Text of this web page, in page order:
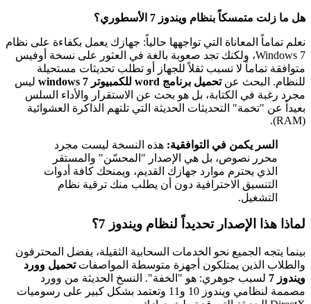
هل ما زلت متمسكاً بنظام ويندوز 7 الأسطوري؟
نعلم تماماً المعاناة التي تواجهها حالياً: جهازك يعمل بكفاءة على نظام
Windows 7، ولكنك تجد صعوبة بالغة في العثور على نسخة أوفيس
متوافقة تماماً لا تسبب ثقلاً للجهاز أو تطلب تحديثات مستحيلة
للنظام. البحث عنتحميل برنامج word للكمبيوتر windows 7
ليس
مجرد رغبة في الكتابة، بل هو بحث عن الاستقرار والأداء السلس
بعيداً عن "تخمة" التحديثات الحديثة التي تلتهم الذاكرة العشوائية
(RAM).
السر يكمن في التوافقية: هذه النسخة ليست مجرد
محرر نصوص، بل هي الإصدار "المحسّن" والمستقر
الذي يحترم موارد جهازك القديم، ويمنحك كافة أدوات
التنسيق الاحترافية دون أن يطلب منك ترقية نظام
التشغيل.
لماذا هذا الإصدار تحديداً لنظام ويندوز 7؟
بينما يتجه الجميع نحو الخدمات السحابية الثقيلة، يفضل المحترفون
والطلاب الذين يمتلكون أجهزة متوسطة المواصفاتتحميل وورد
ويندوز 7
لسبب جوهري: هو "الخفة". النسخ الحديثة من وورد
مصممة لنظامي ويندوز 10 و11 وتعتمد بشكل كبير على رسوميات